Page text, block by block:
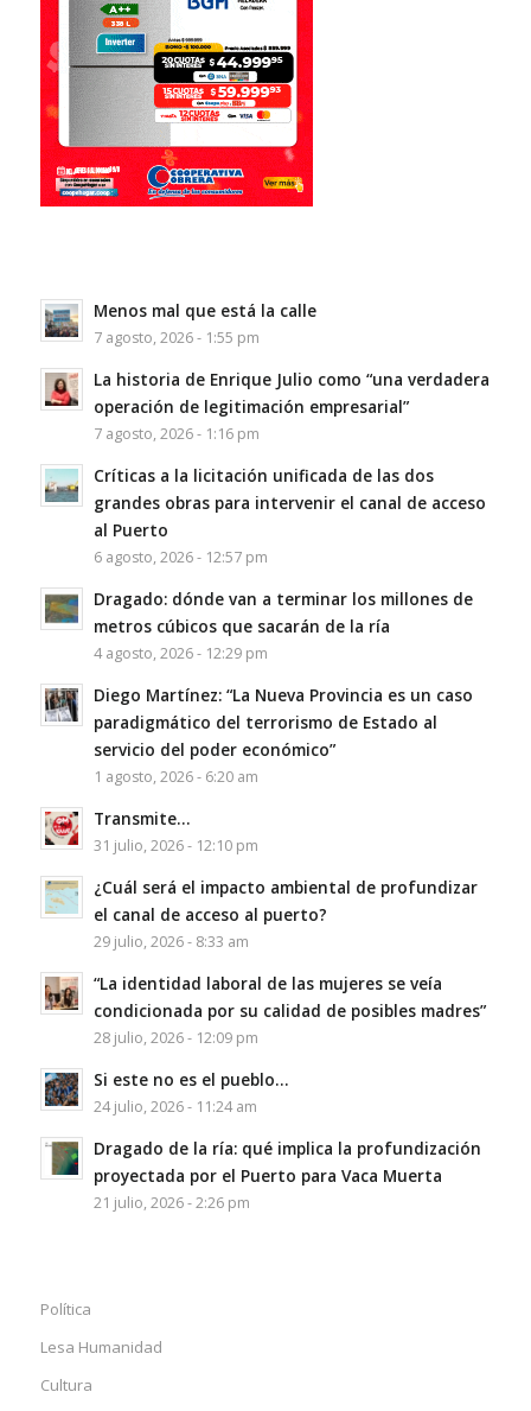
Menos mal que está la calle
7 agosto, 2026 - 1:55 pm
La historia de Enrique Julio como “una verdadera
operación de legitimación empresarial”
7 agosto, 2026 - 1:16 pm
Críticas a la licitación unificada de las dos
grandes obras para intervenir el canal de acceso
al Puerto
6 agosto, 2026 - 12:57 pm
Dragado: dónde van a terminar los millones de
metros cúbicos que sacarán de la ría
4 agosto, 2026 - 12:29 pm
Diego Martínez: “La Nueva Provincia es un caso
paradigmático del terrorismo de Estado al
servicio del poder económico”
1 agosto, 2026 - 6:20 am
Transmite…
31 julio, 2026 - 12:10 pm
¿Cuál será el impacto ambiental de profundizar
el canal de acceso al puerto?
29 julio, 2026 - 8:33 am
“La identidad laboral de las mujeres se veía
condicionada por su calidad de posibles madres”
28 julio, 2026 - 12:09 pm
Si este no es el pueblo…
24 julio, 2026 - 11:24 am
Dragado de la ría: qué implica la profundización
proyectada por el Puerto para Vaca Muerta
21 julio, 2026 - 2:26 pm
Política
Lesa Humanidad
Cultura